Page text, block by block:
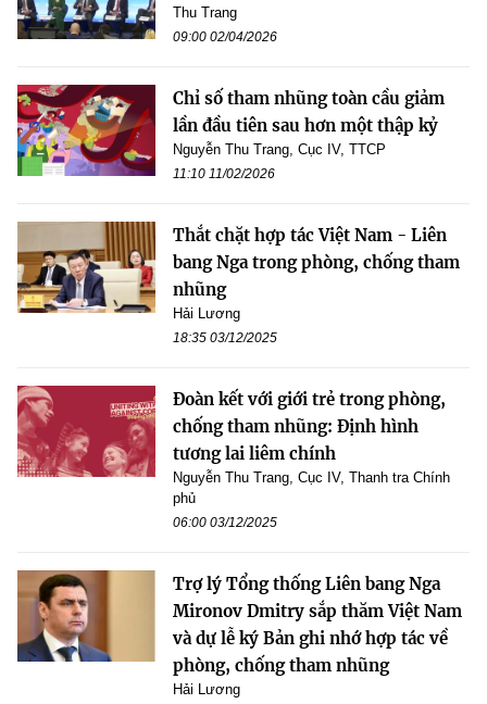
Thu Trang
09:00 02/04/2026
Chỉ số tham nhũng toàn cầu giảm
lần đầu tiên sau hơn một thập kỷ
Nguyễn Thu Trang, Cục IV, TTCP
11:10 11/02/2026
Thắt chặt hợp tác Việt Nam - Liên
bang Nga trong phòng, chống tham
nhũng
Hải Lương
18:35 03/12/2025
Đoàn kết với giới trẻ trong phòng,
chống tham nhũng: Định hình
tương lai liêm chính
Nguyễn Thu Trang, Cục IV, Thanh tra Chính
phủ
06:00 03/12/2025
Trợ lý Tổng thống Liên bang Nga
Mironov Dmitry sắp thăm Việt Nam
và dự lễ ký Bản ghi nhớ hợp tác về
phòng, chống tham nhũng
Hải Lương